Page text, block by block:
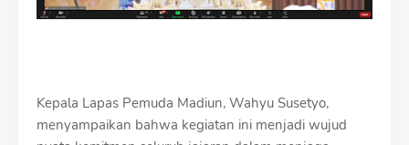
Kepala Lapas Pemuda Madiun, Wahyu Susetyo,
menyampaikan bahwa kegiatan ini menjadi wujud